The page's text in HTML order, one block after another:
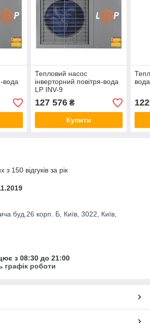
вода
Тепловий насос
інверторний повітря-вода
LP INV-9
127 576₴
Купити
150 відгуків за рік
буд.26 корп. Б, Київ, 3022, Київ,
з 08:30 до 21:00
графік роботи